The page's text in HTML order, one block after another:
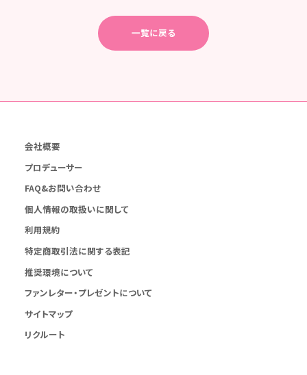
一覧に戻る
会社概要
プロデューサー
FAQ&お問い合わせ
個人情報の取扱いに関して
利用規約
特定商取引法に関する表記
推奨環境について
ファンレター・プレゼントについて
サイトマップ
リクルート